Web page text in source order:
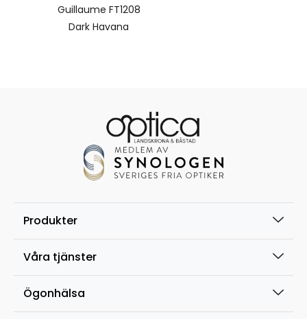
Guillaume FT1208
Dark Havana
Produkter
Våra tjänster
Ögonhälsa